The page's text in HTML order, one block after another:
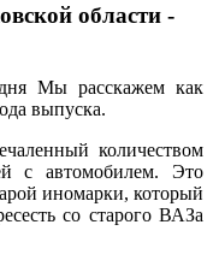
области -
Мы расскажем как
выпуска.
количеством
с автомобилем. Это
иномарки, который
со старого ВАЗа